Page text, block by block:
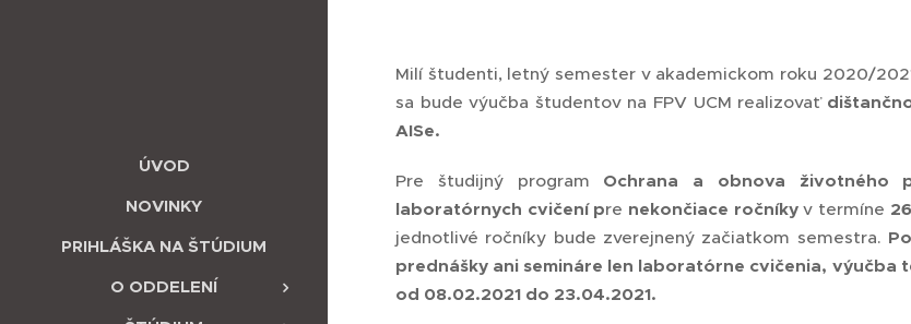
ÚVOD
NOVINKY
PRIHLÁŠKA NA ŠTÚDIUM
O ODDELENÍ
Milí študenti, letný semester v akademickom roku 2020/
sa bude výučba študentov na FPV UCM realizovať
AISe.
Pre študijný program Ochrana a obnova životného
laboratórnych cvičení pre nekončiace ročníkyv termíne 26
jednotlivé ročníky bude zverejnený začiatkom semestra.
prednášky ani semináre len laboratórne cvičenia,
od 08.02.2021 do 23.04.2021.